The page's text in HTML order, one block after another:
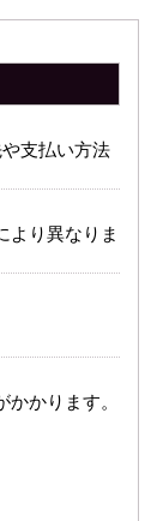
支払い方法
より異なりま
かります。